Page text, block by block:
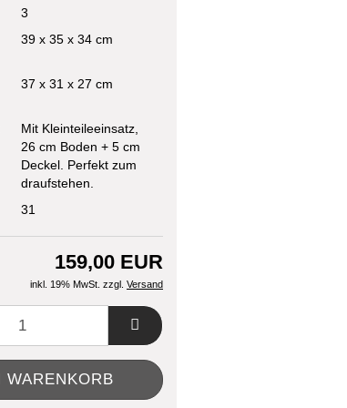
3
39 x 35 x 34 cm
37 x 31 x 27 cm
Mit Kleinteileeinsatz,
26 cm Boden + 5 cm
Deckel. Perfekt zum
draufstehen.
31
159,00 EUR
inkl. 19% MwSt. zzgl. Versand